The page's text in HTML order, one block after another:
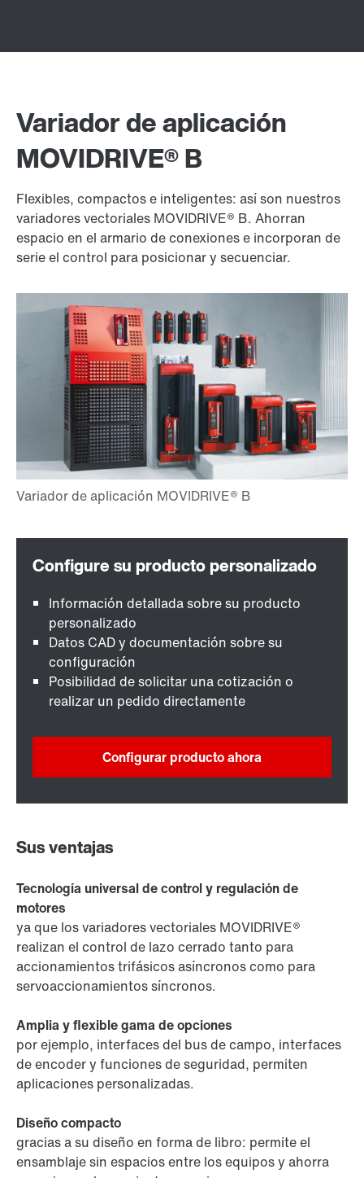
Variador de aplicación
MOVIDRIVE® B
Flexibles, compactos e inteligentes: así son nuestros
variadores vectoriales MOVIDRIVE® B. Ahorran
espacio en el armario de conexiones e incorporan de
serie el control para posicionar y secuenciar.
Información detallada sobre su producto
personalizado
Datos CAD y documentación sobre su
configuración
Posibilidad de solicitar una cotización o
realizar un pedido directamente
Configurar producto ahora
Sus ventajas
Tecnología universal de control y regulación de
motores
ya que los variadores vectoriales MOVIDRIVE®
realizan el control de lazo cerrado tanto para
accionamientos trifásicos asíncronos como para
servoaccionamientos síncronos.
Amplia y flexible gama de opciones
por ejemplo, interfaces del bus de campo, interfaces
de encoder y funciones de seguridad, permiten
aplicaciones personalizadas.
Diseño compacto
gracias a su diseño en forma de libro: permite el
ensamblaje sin espacios entre los equipos y ahorra